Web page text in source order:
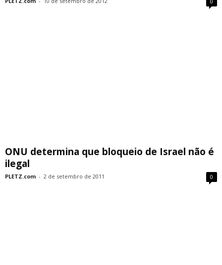
ONU determina que bloqueio de Israel não é
ilegal
PLETZ.com - 2 de setembro de 2011 0